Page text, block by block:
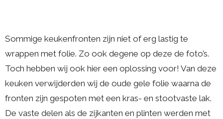
Sommige keukenfronten zijn niet of erg lastig te
wrappen met folie. Zo ook degene op deze de foto’s.
Toch hebben wij ook hier een oplossing voor! Van deze
keuken verwijderden wij de oude gele folie waarna de
fronten zijn gespoten met een kras- en stootvaste lak.
De vaste delen als de zijkanten en plinten werden met